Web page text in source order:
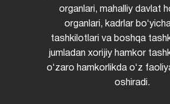
organlari, mahalliy davlat
organlari, kadrlar
tashkilotlari va boshqa
jumladan xorijiy hamkor
oʻzaro hamkorlikda oʻz
oshiradi.